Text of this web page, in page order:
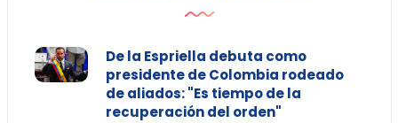
De la Espriella debuta como
presidente de Colombia rodeado
de aliados: "Es tiempo de la
recuperación del orden"